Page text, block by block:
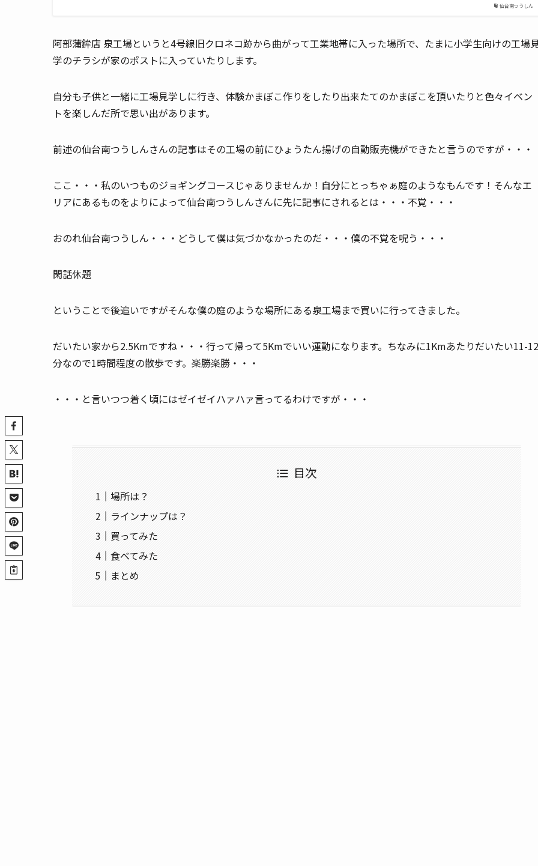
仙台南つうしん
阿部蒲鉾店 泉工場というと4号線旧クロネコ跡から曲がって工業地帯に入った場所で、たまに小学生向けの工場
学のチラシが家のポストに入っていたりします。
自分も子供と一緒に工場見学しに行き、体験かまぼこ作りをしたり出来たてのかまぼこを頂いたりと色々イベン
トを楽しんだ所で思い出があります。
前述の仙台南つうしんさんの記事はその工場の前にひょうたん揚げの自動販売機ができたと言うのですが・・・
ここ・・・私のいつものジョギングコースじゃありませんか！自分にとっちゃぁ庭のようなもんです！そんなエ
リアにあるものをよりによって仙台南つうしんさんに先に記事にされるとは・・・不覚・・・
おのれ仙台南つうしん・・・どうして僕は気づかなかったのだ・・・僕の不覚を呪う・・・
閑話休題
ということで後追いですがそんな僕の庭のような場所にある泉工場まで買いに行ってきました。
だいたい家から2.5Kmですね・・・行って帰って5Kmでいい運動になります。ちなみに1Kmあたりだいたい11-12
分なので1時間程度の散歩です。楽勝楽勝・・・
・・・と言いつつ着く頃にはゼイゼイハァハァ言ってるわけですが・・・
目次
場所は？
ラインナップは？
買ってみた
食べてみた
まとめ